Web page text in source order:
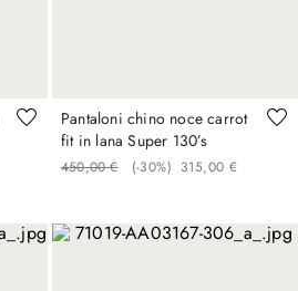
Pantaloni chino noce carrot
fit in lana Super 130’s
450,00 € (-30%) 315,00 €